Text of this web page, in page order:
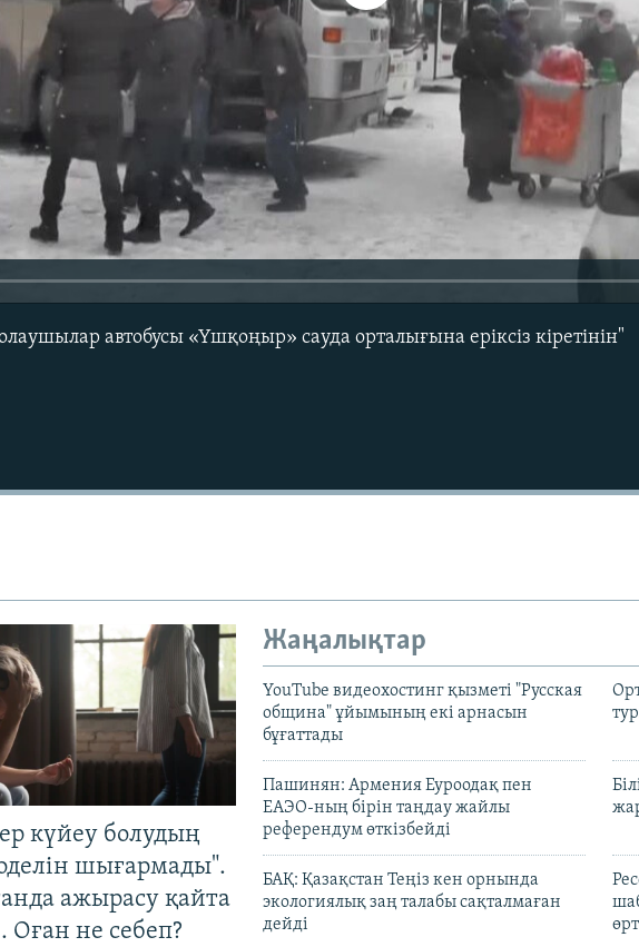
автобусы «Үшқоңыр» сауда орталығына еріксіз кіретінін"
күйеу болудың
шығармады".
ажырасу қайта
Оған не себеп?
Жаңалықтар
YouTube видеохостинг қызметі "Русская
община" ұйымының екі арнасын
бұғаттады
Пашинян: Армения Еуроодақ пен
ЕАЭО-ның бірін таңдау жайлы
референдум өткізбейді
БАҚ: Қазақстан Теңіз кен орнында
экологиялық заң талабы сақталмаған
дейді